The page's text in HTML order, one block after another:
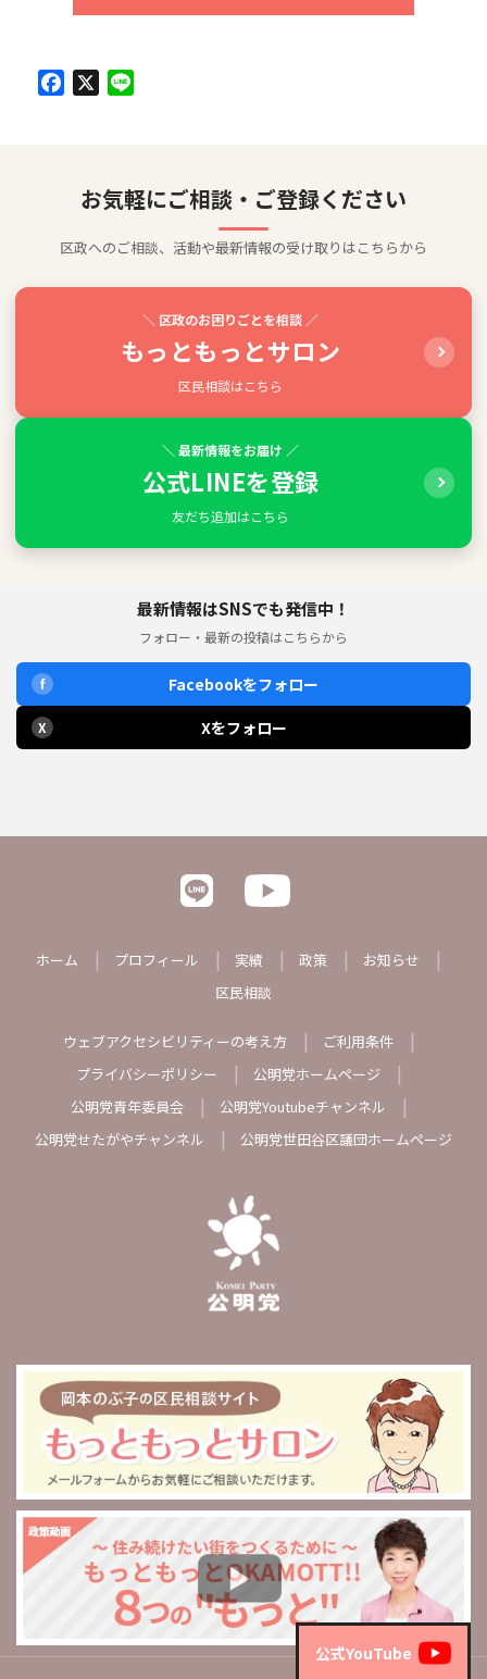
Facebook
公式YouTube
お気軽にご相談・ご登録ください
区政へのご相談、活動や最新情報の受け取りはこちらから
＼ 区政のお困りごとを相談 ／
もっともっとサロン
区民相談はこちら
＼ 最新情報をお届け ／
公式LINEを登録
友だち追加はこちら
最新情報はSNSでも発信中！
フォロー・最新の投稿はこちらから
f Facebookをフォロー
X Xをフォロー
ホーム プロフィール 実績 政策
お知らせ
区民相談
ウェブアクセシビリティーの考え方
ご利用条件
プライバシーポリシー
公明党ホームページ
公明党青年委員会
公明党Youtubeチャンネル
公明党せたがやチャンネル
公明党世田谷区議団ホームページ